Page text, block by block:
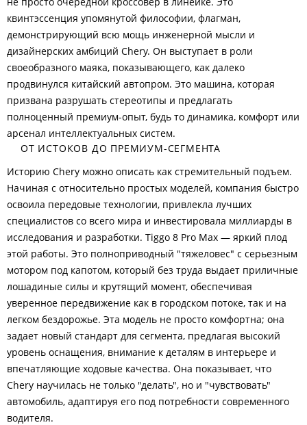
квинтэссенция упомянутой философии, флагман,
демонстрирующий всю мощь инженерной мысли и
дизайнерских амбиций Chery. Он выступает в роли
своеобразного маяка, показывающего, как далеко
продвинулся китайский автопром. Это машина, которая
призвана разрушать стереотипы и предлагать
полноценный премиум-опыт, будь то динамика, комфорт или
арсенал интеллектуальных систем.
ОТ ИСТОКОВ ДО ПРЕМИУМ-СЕГМЕНТА
Историю Chery можно описать как стремительный подъем.
Начиная с относительно простых моделей, компания быстро
освоила передовые технологии, привлекла лучших
специалистов со всего мира и инвестировала миллиарды в
исследования и разработки. Tiggo 8 Pro Max — яркий плод
этой работы. Это полноприводный "тяжеловес" с серьезным
мотором под капотом, который без труда выдает приличные
лошадиные силы и крутящий момент, обеспечивая
уверенное передвижение как в городском потоке, так и на
легком бездорожье. Эта модель не просто комфортна; она
задает новый стандарт для сегмента, предлагая высокий
уровень оснащения, внимание к деталям в интерьере и
впечатляющие ходовые качества. Она показывает, что
Chery научилась не только "делать", но и "чувствовать"
автомобиль, адаптируя его под потребности современного
водителя.